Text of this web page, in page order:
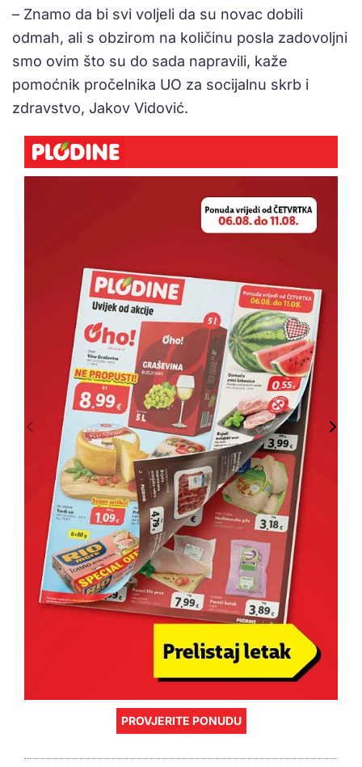
– Znamo da bi svi voljeli da su novac dobili
odmah, ali s obzirom na količinu posla zadovoljni
smo ovim što su do sada napravili, kaže
pomoćnik pročelnika UO za socijalnu skrb i
zdravstvo, Jakov Vidović.
PROVJERITE PONUDU